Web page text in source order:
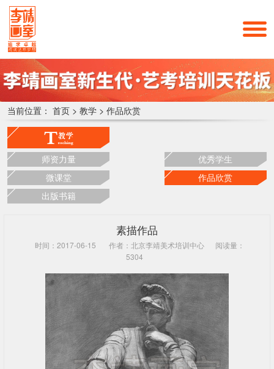
当前位置： 首页 > 教学 > 作品欣赏
师资力量
优秀学生
微课堂
作品欣赏
出版书籍
素描作品
时间：2017-06-15 作者：北京李靖美术培训中心
阅读量：
5304